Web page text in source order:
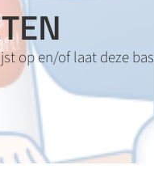
op en/of laat deze